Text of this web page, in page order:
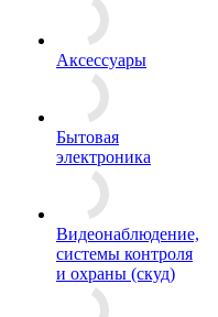
Аксессуары
Бытовая
электроника
Видеонаблюдение,
системы контроля
и охраны (скуд)